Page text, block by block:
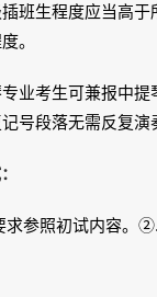
生程度应当高于
。
考生可兼报中提
号段落无需反复演
照初试内容。②.